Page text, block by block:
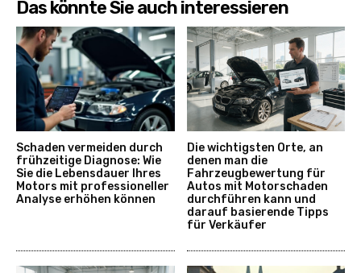
Das könnte Sie auch interessieren
Schaden vermeiden durch
frühzeitige Diagnose: Wie
Sie die Lebensdauer Ihres
Motors mit professioneller
Analyse erhöhen können
Die wichtigsten Orte, an
denen man die
Fahrzeugbewertung für
Autos mit Motorschaden
durchführen kann und
darauf basierende Tipps
für Verkäufer